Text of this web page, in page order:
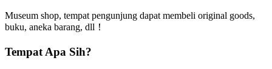
Museum shop, tempat pengunjung dapat membeli original goods,
buku, aneka barang, dll！
Tempat Apa Sih?